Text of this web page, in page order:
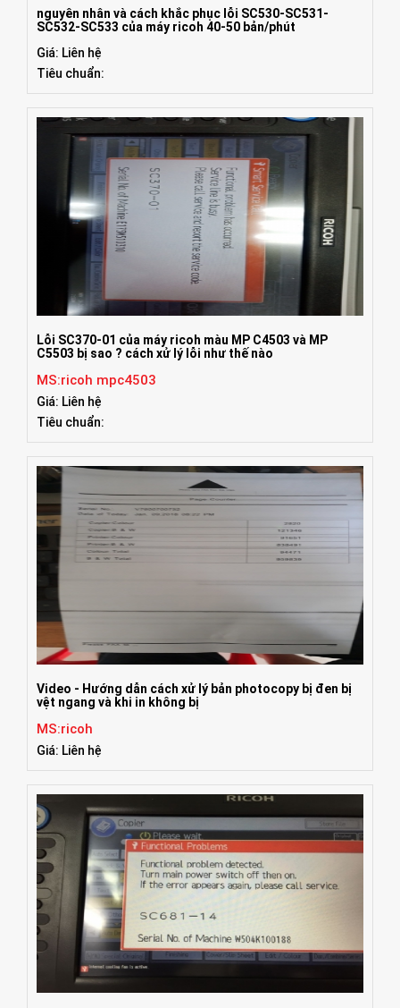
nguyên nhân và cách khắc phục lỗi SC530-SC531-
SC532-SC533 của máy ricoh 40-50 bản/phút
Giá: Liên hệ
Tiêu chuẩn:
Lỗi SC370-01 của máy ricoh màu MP C4503 và MP
C5503 bị sao ? cách xử lý lỗi như thế nào
MS:ricoh mpc4503
Giá: Liên hệ
Tiêu chuẩn:
Video - Hướng dẫn cách xử lý bản photocopy bị đen bị
vệt ngang và khi in không bị
MS:ricoh
Giá: Liên hệ